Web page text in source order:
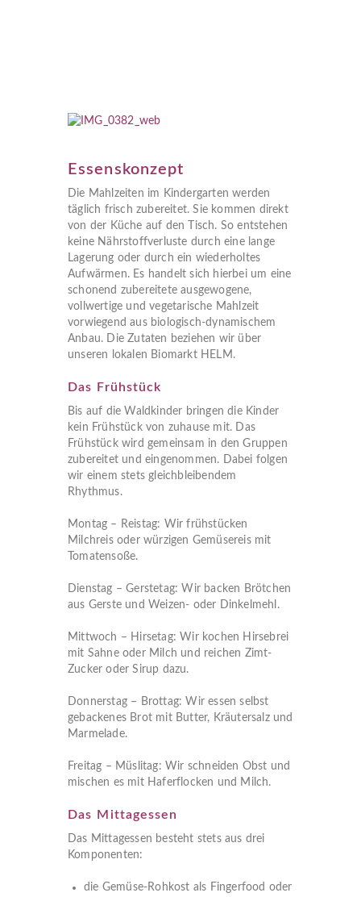
Essenskonzept
Die Mahlzeiten im Kindergarten werden
täglich frisch zubereitet. Sie kommen direkt
von der Küche auf den Tisch. So entstehen
keine Nährstoffverluste durch eine lange
Lagerung oder durch ein wiederholtes
Aufwärmen. Es handelt sich hierbei um eine
schonend zubereitete ausgewogene,
vollwertige und vegetarische Mahlzeit
vorwiegend aus biologisch-dynamischem
Anbau. Die Zutaten beziehen wir über
unseren lokalen Biomarkt HELM.
Das Frühstück
Bis auf die Waldkinder bringen die Kinder
kein Frühstück von zuhause mit. Das
Frühstück wird gemeinsam in den Gruppen
zubereitet und eingenommen. Dabei folgen
wir einem stets gleichbleibendem
Rhythmus.
Montag – Reistag: Wir frühstücken
Milchreis oder würzigen Gemüsereis mit
Tomatensoße.
Dienstag – Gerstetag: Wir backen Brötchen
aus Gerste und Weizen- oder Dinkelmehl.
Mittwoch – Hirsetag: Wir kochen Hirsebrei
mit Sahne oder Milch und reichen Zimt-
Zucker oder Sirup dazu.
Donnerstag – Brottag: Wir essen selbst
gebackenes Brot mit Butter, Kräutersalz und
Marmelade.
Freitag – Müslitag: Wir schneiden Obst und
mischen es mit Haferflocken und Milch.
Das Mittagessen
Das Mittagessen besteht stets aus drei
Komponenten:
die Gemüse-Rohkost als Fingerfood oder